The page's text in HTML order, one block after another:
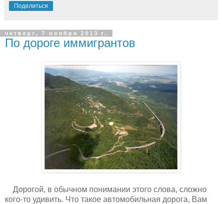
Поделиться
четверг, 7 ноября 2013 г.
По дороге иммигрантов
Дорогой, в обычном понимании этого слова, сложно
кого-то удивить. Что такое автомобильная дорога, Вам